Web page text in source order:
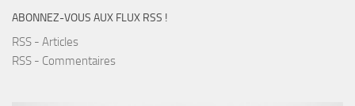
ABONNEZ-VOUS AUX FLUX RSS !
RSS - Articles
RSS - Commentaires